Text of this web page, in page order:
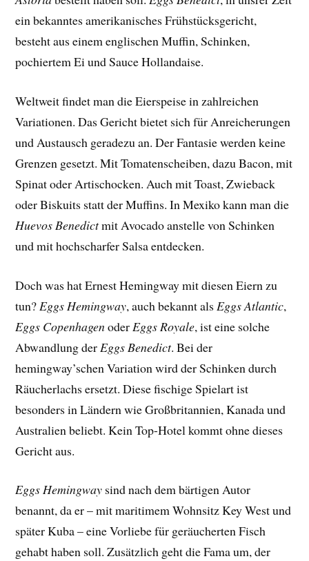
ein bekanntes amerikanisches Frühstücksgericht,
besteht aus einem englischen Muffin, Schinken,
pochiertem Ei und Sauce Hollandaise.
Weltweit findet man die Eierspeise in zahlreichen
Variationen. Das Gericht bietet sich für Anreicherungen
und Austausch geradezu an. Der Fantasie werden keine
Grenzen gesetzt. Mit Tomatenscheiben, dazu Bacon, mit
Spinat oder Artischocken. Auch mit Toast, Zwieback
oder Biskuits statt der Muffins. In Mexiko kann man die
Huevos Benedictmit Avocado anstelle von Schinken
und mit hochscharfer Salsa entdecken.
Doch was hat Ernest Hemingway mit diesen Eiern zu
tun? Eggs Hemingway, auch bekannt als Eggs Atlantic,
Eggs Copenhagenoder Eggs Royale, ist eine solche
Abwandlung der Eggs Benedict. Bei der
hemingway’schen Variation wird der Schinken durch
Räucherlachs ersetzt. Diese fischige Spielart ist
besonders in Ländern wie Großbritannien, Kanada und
Australien beliebt. Kein Top-Hotel kommt ohne dieses
Gericht aus.
Eggs Hemingway sind nach dem bärtigen Autor
benannt, da er – mit maritimem Wohnsitz Key West und
später Kuba – eine Vorliebe für geräucherten Fisch
gehabt haben soll. Zusätzlich geht die Fama um, der